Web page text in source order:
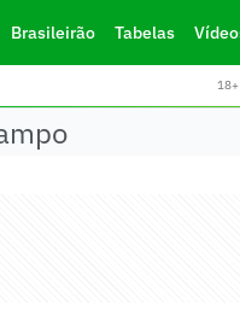
Brasileirão Tabelas